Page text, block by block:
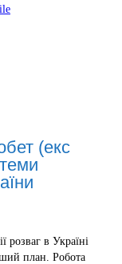
(екс
розваг в Україні
план. Робота